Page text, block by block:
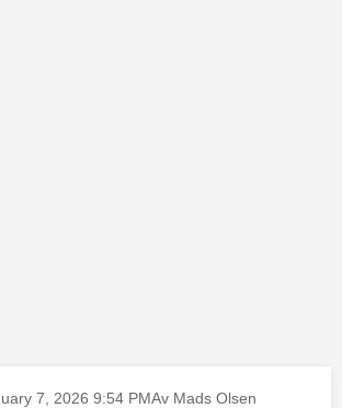
7, 2026 9:54 PMAv Mads Olsen